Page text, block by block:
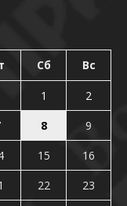
Сб Вс
1
2
8
9
15
16
22
23